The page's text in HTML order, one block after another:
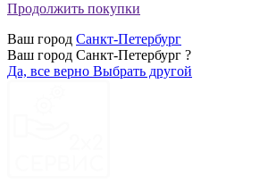
Продолжить покупки
Ваш город Санкт-Петербург
Ваш город Санкт-Петербург ?
Да, все верно Выбрать другой